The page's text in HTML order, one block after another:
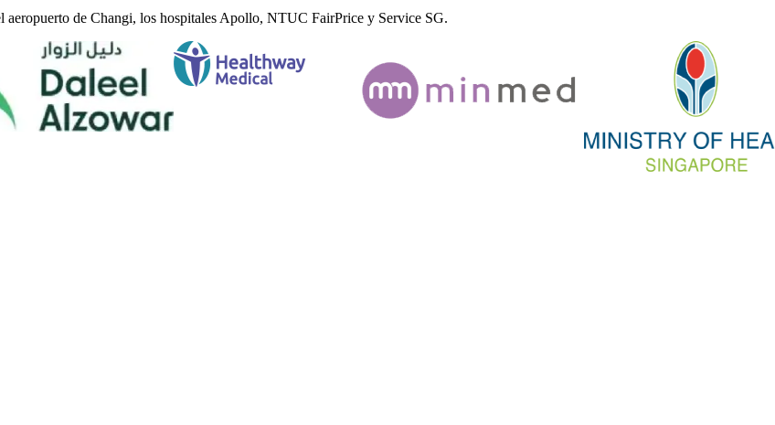
aeropuerto de Changi, los hospitales Apollo, NTUC FairPrice y Service SG.